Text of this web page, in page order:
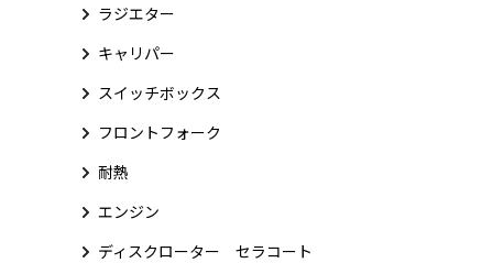
ラジエター
キャリパー
スイッチボックス
フロントフォーク
耐熱
エンジン
ディスクローター セラコート